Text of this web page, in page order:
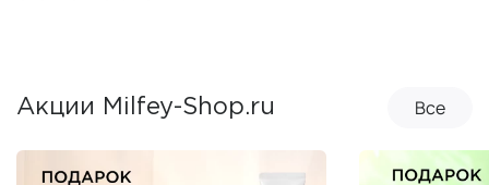
Акции Milfey-Shop.ru Все